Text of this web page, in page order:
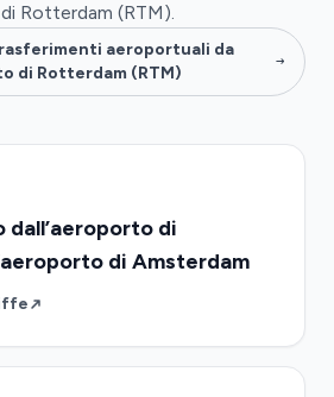
Rotterdam (RTM).
aeroportuali da
di Rotterdam (RTM)
di
di Amsterdam